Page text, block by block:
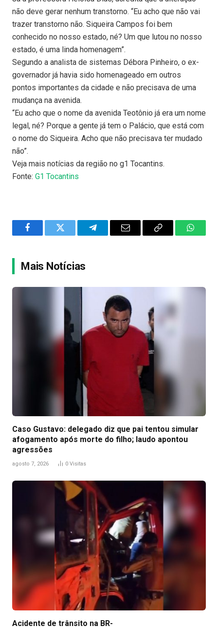
não deve gerar nenhum transtorno. “Eu acho que não vai
trazer transtorno não. Siqueira Campos foi bem
conhecido no nosso estado, né? Um que lutou no nosso
estado, é uma linda homenagem”.
Segundo a analista de sistemas Débora Pinheiro, o ex-
governador já havia sido homenageado em outros
pontos importantes da cidade e não precisava de uma
mudança na avenida.
“Eu acho que o nome da avenida Teotônio já era um nome
legal, né? Porque a gente já tem o Palácio, que está com
o nome do Siqueira. Acho que não precisava ter mudado
não”.
Veja mais notícias da região no g1 Tocantins.
Fonte: G1 Tocantins
FacebookTwitter TelegramEmail
Copy
Mais Notícias
Caso Gustavo: delegado diz que pai tentou simular
afogamento após morte do filho; laudo apontou
agressões
agosto 7, 2026 0 Visitas
Acidente de trânsito na BR-